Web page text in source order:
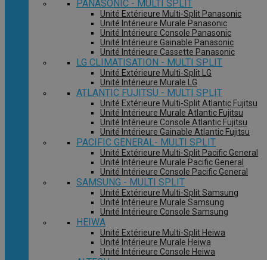
PANASONIC - MULTI SPLIT
Unité Extérieure Multi-Split Panasonic
Unité Intérieure Murale Panasonic
Unité Intérieure Console Panasonic
Unité Intérieure Gainable Panasonic
Unité Intérieure Cassette Panasonic
LG CLIMATISATION - MULTI SPLIT
Unité Extérieure Multi-Split LG
Unité Intérieure Murale LG
ATLANTIC FUJITSU - MULTI SPLIT
Unité Extérieure Multi-Split Atlantic Fujitsu
Unité Intérieure Murale Atlantic Fujitsu
Unité Intérieure Console Atlantic Fujitsu
Unité Intérieure Gainable Atlantic Fujitsu
PACIFIC GENERAL- MULTI SPLIT
Unité Extérieure Multi-Split Pacific General
Unité Intérieure Murale Pacific General
Unité Intérieure Console Pacific General
SAMSUNG - MULTI SPLIT
Unité Extérieure Multi-Split Samsung
Unité Intérieure Murale Samsung
Unité Intérieure Console Samsung
HEIWA
Unité Extérieure Multi-Split Heiwa
Unité Intérieure Murale Heiwa
Unité Intérieure Console Heiwa